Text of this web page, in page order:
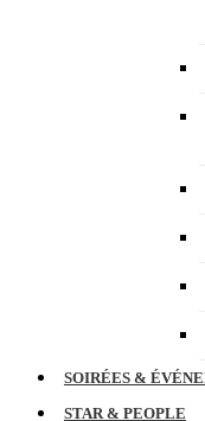
SOIRÉES &
STAR & PEOPLE